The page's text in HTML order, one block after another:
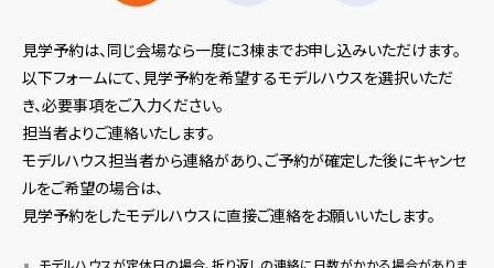
見学予約は、同じ会場なら一度に3棟までお申し込みいただけます。
以下フォームにて、見学予約を希望するモデルハウスを選択いただ
き、必要事項をご入力ください。
担当者よりご連絡いたします。
モデルハウス担当者から連絡があり、ご予約が確定した後にキャンセ
ルをご希望の場合は、
見学予約をしたモデルハウスに直接ご連絡をお願いいたします。
モデルハウスが定休日の場合、折り返しの連絡に日数がかかる場合がありま